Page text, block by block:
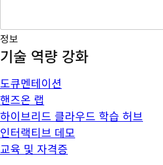
정보
기술 역량 강화
도큐멘테이션
핸즈온 랩
하이브리드 클라우드 학습 허브
인터랙티브 데모
교육 및 자격증